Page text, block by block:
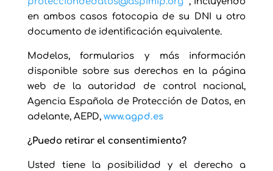
en ambos casos fotocopia de su DNI u otro
documento de identificación equivalente.
Modelos, formularios y más información
disponible sobre sus derechos en la página
web de la autoridad de control nacional,
Agencia Española de Protección de Datos, en
adelante, AEPD, www.agpd.es
¿Puedo retirar el consentimiento?
Usted tiene la posibilidad y el derecho a